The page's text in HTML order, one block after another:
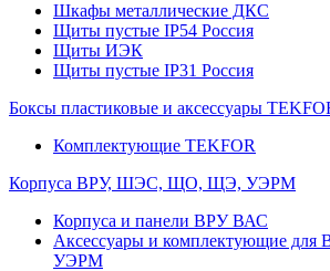
Шкафы металлические ДКС
Щиты пустые IP54 Россия
Щиты ИЭК
Щиты пустые IP31 Россия
Боксы пластиковые и аксессуары
Комплектующие TEKFOR
Корпуса ВРУ, ШЭС, ЩО, ЩЭ, УЭРМ
Корпуса и панели ВРУ ВАС
Аксессуары и комплектующие
УЭРМ